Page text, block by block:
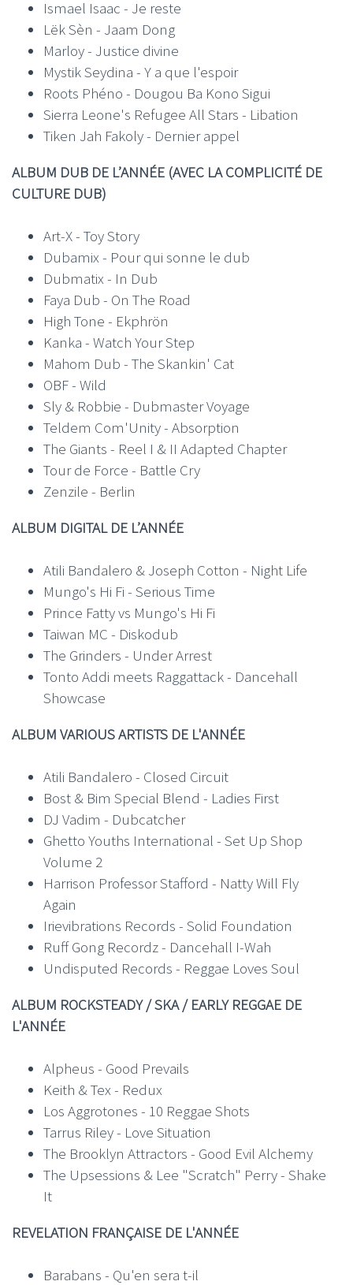
Ismael Isaac - Je reste
Lëk Sèn - Jaam Dong
Marloy - Justice divine
Mystik Seydina - Y a que l'espoir
Roots Phéno - Dougou Ba Kono Sigui
Sierra Leone's Refugee All Stars - Libation
Tiken Jah Fakoly - Dernier appel
ALBUM DUB DE L’ANNÉE (AVEC LA COMPLICITÉ DE
CULTURE DUB)
Art-X - Toy Story
Dubamix - Pour qui sonne le dub
Dubmatix - In Dub
Faya Dub - On The Road
High Tone - Ekphrön
Kanka - Watch Your Step
Mahom Dub - The Skankin' Cat
OBF - Wild
Sly & Robbie - Dubmaster Voyage
Teldem Com'Unity - Absorption
The Giants - Reel I & II Adapted Chapter
Tour de Force - Battle Cry
Zenzile - Berlin
ALBUM DIGITAL DE L’ANNÉE
Atili Bandalero & Joseph Cotton - Night Life
Mungo's Hi Fi - Serious Time
Prince Fatty vs Mungo's Hi Fi
Taiwan MC - Diskodub
The Grinders - Under Arrest
Tonto Addi meets Raggattack - Dancehall
Showcase
ALBUM VARIOUS ARTISTS DE L'ANNÉE
Atili Bandalero - Closed Circuit
Bost & Bim Special Blend - Ladies First
DJ Vadim - Dubcatcher
Ghetto Youths International - Set Up Shop
Volume 2
Harrison Professor Stafford - Natty Will Fly
Again
Irievibrations Records - Solid Foundation
Ruff Gong Recordz - Dancehall I-Wah
Undisputed Records - Reggae Loves Soul
ALBUM ROCKSTEADY / SKA / EARLY REGGAE DE
L'ANNÉE
Alpheus - Good Prevails
Keith & Tex - Redux
Los Aggrotones - 10 Reggae Shots
Tarrus Riley - Love Situation
The Brooklyn Attractors - Good Evil Alchemy
The Upsessions & Lee "Scratch" Perry - Shake
It
REVELATION FRANÇAISE DE L'ANNÉE
Barabans - Qu'en sera t-il